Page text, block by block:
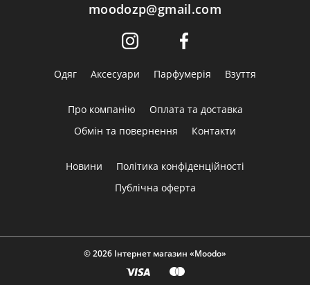
moodozp@gmail.com
Одяг Аксесуари Парфумерія Взуття
Про компанію
Оплата та доставка
Обмін та повернення
Контакти
Новини
Політика конфіденційності
Публічна оферта
© 2026 Інтернет магазин «Moodo»